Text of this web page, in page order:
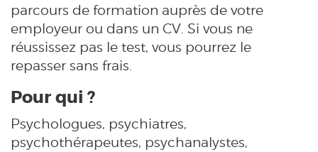
parcours de formation auprès de votre
employeur ou dans un CV. Si vous ne
réussissez pas le test, vous pourrez le
repasser sans frais.
Pour qui ?
Psychologues, psychiatres,
psychothérapeutes, psychanalystes,